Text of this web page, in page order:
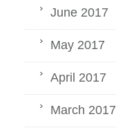
June 2017
May 2017
April 2017
March 2017